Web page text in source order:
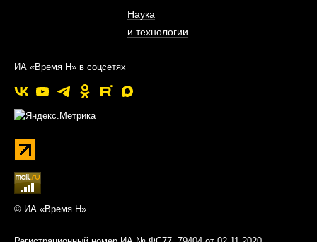
Наука
и технологии
ИА «Время Н» в соцсетях
© ИА «Время Н»